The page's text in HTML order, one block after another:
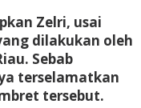
Zelri, usai
dilakukan oleh
Sebab
terselamatkan
tersebut.